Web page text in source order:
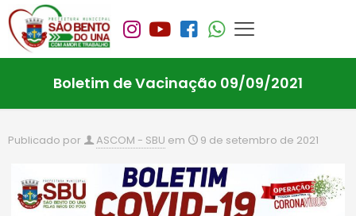
Boletim de Vacinação 09/09/2021
Publicado por ASCOM - SBU em 9 de setembro de 2021